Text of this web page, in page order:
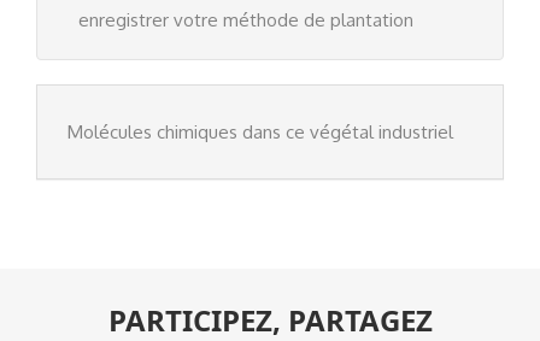
enregistrer votre méthode de plantation
Molécules chimiques dans ce végétal industriel
PARTICIPEZ, PARTAGEZ